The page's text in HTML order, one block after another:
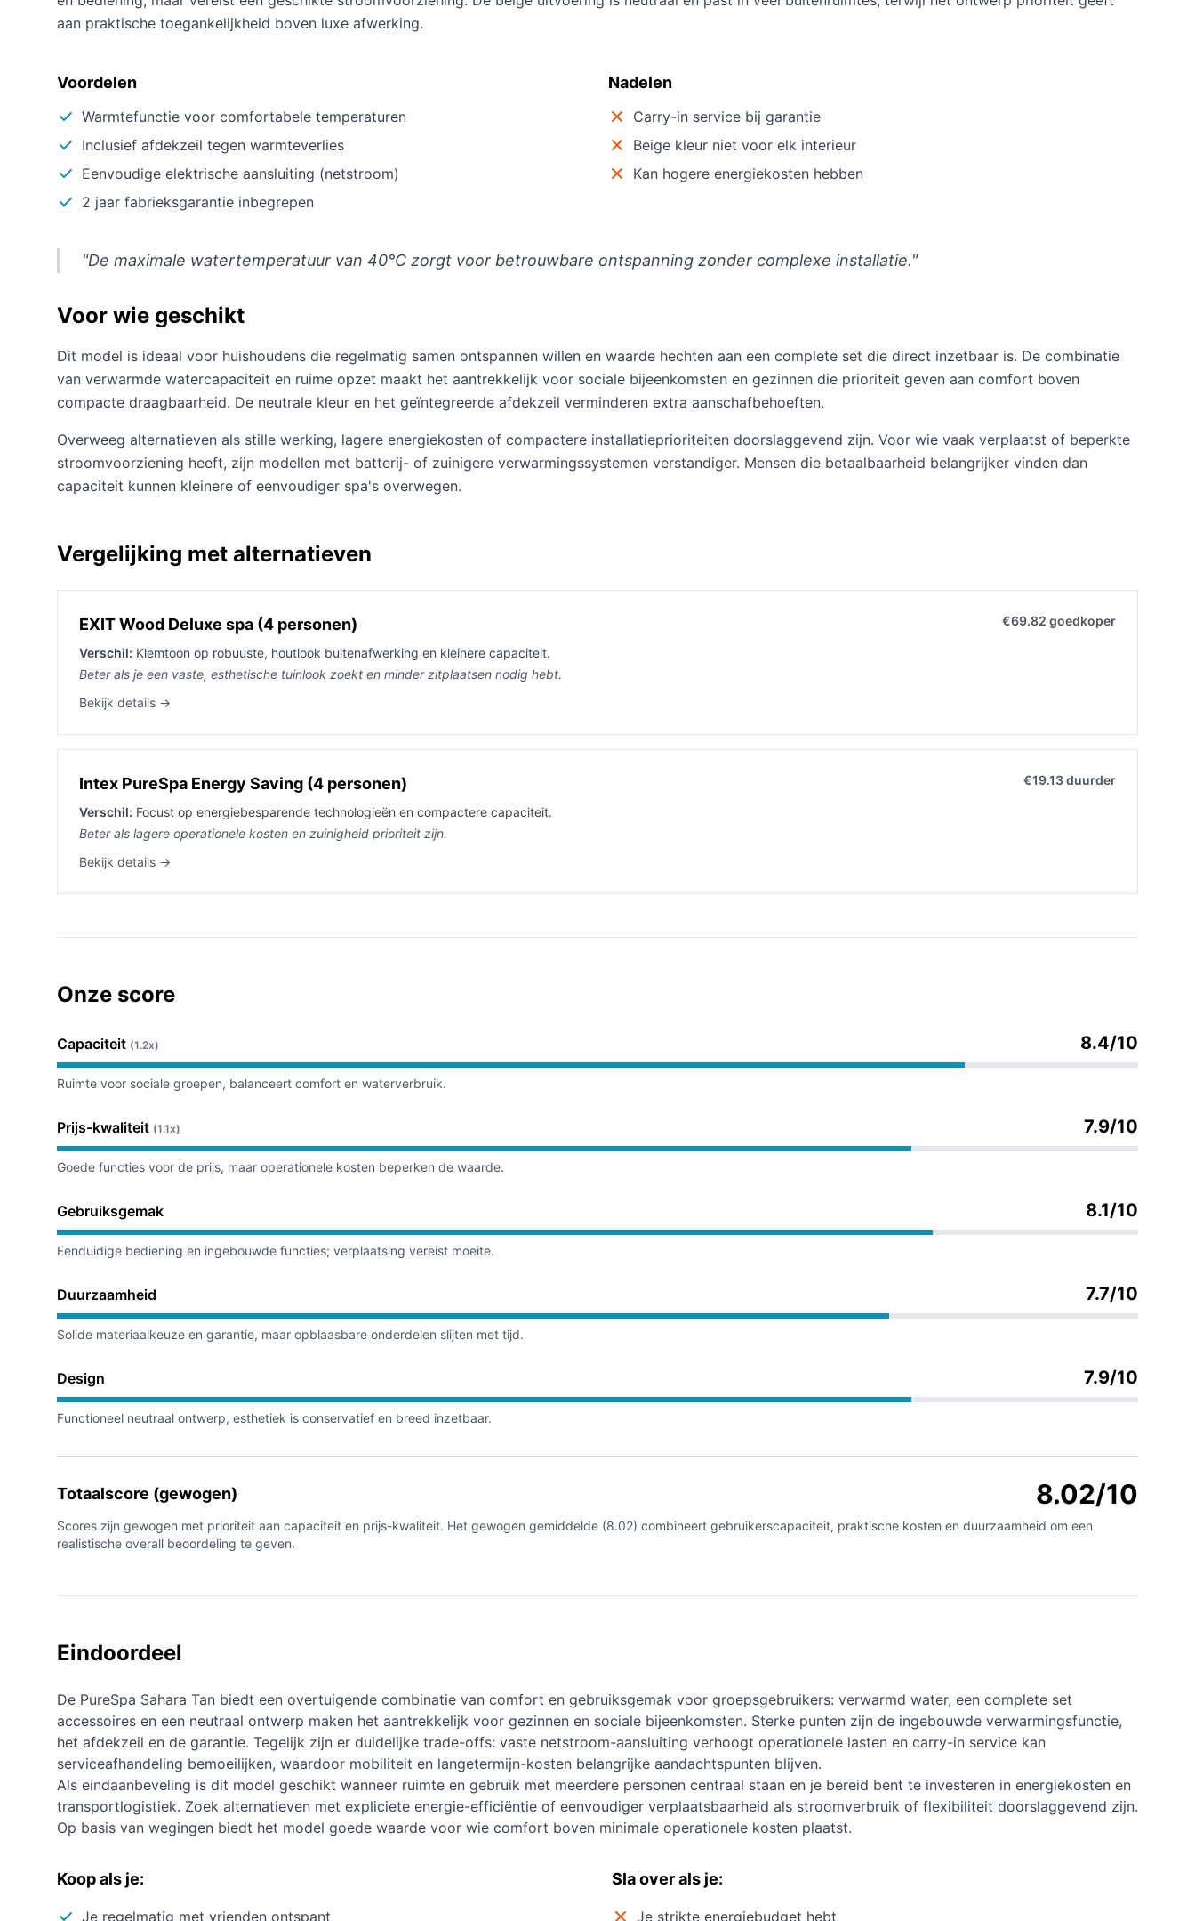
aan praktische toegankelijkheid boven luxe afwerking.
Voordelen
Warmtefunctie voor comfortabele temperaturen
Inclusief afdekzeil tegen warmteverlies
Eenvoudige elektrische aansluiting (netstroom)
2 jaar fabrieksgarantie inbegrepen
Nadelen
Carry-in service bij garantie
Beige kleur niet voor elk interieur
Kan hogere energiekosten hebben
"De maximale watertemperatuur van 40°C zorgt voor betrouwbare ontspanning zonder complexe installatie."
Voor wie geschikt
Dit model is ideaal voor huishoudens die regelmatig samen ontspannen willen en waarde hechten aan een complete set die direct inzetbaar is. De combinatie
van verwarmde watercapaciteit en ruime opzet maakt het aantrekkelijk voor sociale bijeenkomsten en gezinnen die prioriteit geven aan comfort boven
compacte draagbaarheid. De neutrale kleur en het geïntegreerde afdekzeil verminderen extra aanschafbehoeften.
Overweeg alternatieven als stille werking, lagere energiekosten of compactere installatieprioriteiten doorslaggevend zijn. Voor wie vaak verplaatst of beperkte
stroomvoorziening heeft, zijn modellen met batterij- of zuinigere verwarmingssystemen verstandiger. Mensen die betaalbaarheid belangrijker vinden dan
capaciteit kunnen kleinere of eenvoudiger spa's overwegen.
Vergelijking met alternatieven
EXIT Wood Deluxe spa (4 personen) €69.82 goedkoper
Verschil: Klemtoon op robuuste, houtlook buitenafwerking en kleinere capaciteit.
Beter als je een vaste, esthetische tuinlook zoekt en minder zitplaatsen nodig hebt.
Bekijk details →
Intex PureSpa Energy Saving (4 personen) €19.13 duurder
Verschil: Focust op energiebesparende technologieën en compactere capaciteit.
Beter als lagere operationele kosten en zuinigheid prioriteit zijn.
Bekijk details →
Onze score
Capaciteit (1.2x) 8.4/10
Ruimte voor sociale groepen, balanceert comfort en waterverbruik.
Prijs-kwaliteit (1.1x) 7.9/10
Goede functies voor de prijs, maar operationele kosten beperken de waarde.
Gebruiksgemak 8.1/10
Eenduidige bediening en ingebouwde functies; verplaatsing vereist moeite.
Duurzaamheid 7.7/10
Solide materiaalkeuze en garantie, maar opblaasbare onderdelen slijten met tijd.
Design 7.9/10
Functioneel neutraal ontwerp, esthetiek is conservatief en breed inzetbaar.
Totaalscore (gewogen) 8.02/10
Scores zijn gewogen met prioriteit aan capaciteit en prijs-kwaliteit. Het gewogen gemiddelde (8.02) combineert gebruikerscapaciteit, praktische kosten en duurzaamheid om een
realistische overall beoordeling te geven.
Eindoordeel
De PureSpa Sahara Tan biedt een overtuigende combinatie van comfort en gebruiksgemak voor groepsgebruikers: verwarmd water, een complete set
accessoires en een neutraal ontwerp maken het aantrekkelijk voor gezinnen en sociale bijeenkomsten. Sterke punten zijn de ingebouwde verwarmingsfunctie,
het afdekzeil en de garantie. Tegelijk zijn er duidelijke trade-offs: vaste netstroom-aansluiting verhoogt operationele lasten en carry-in service kan
serviceafhandeling bemoeilijken, waardoor mobiliteit en langetermijn-kosten belangrijke aandachtspunten blijven.
Als eindaanbeveling is dit model geschikt wanneer ruimte en gebruik met meerdere personen centraal staan en je bereid bent te investeren in energiekosten en
transportlogistiek. Zoek alternatieven met expliciete energie-efficiëntie of eenvoudiger verplaatsbaarheid als stroomverbruik of flexibiliteit doorslaggevend zijn.
Op basis van wegingen biedt het model goede waarde voor wie comfort boven minimale operationele kosten plaatst.
Koop als je:
Je regelmatig met vrienden ontspant
Sla over als je:
Je strikte energiebudget hebt